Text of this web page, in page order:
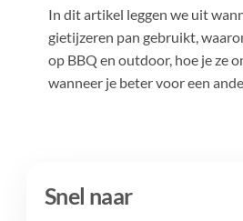
In dit artikel leggen we uit
gietijzeren pan gebruikt,
op BBQ en outdoor, hoe je ze
wanneer je beter voor een
Snel naar